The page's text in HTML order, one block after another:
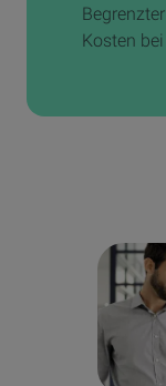
Kosten